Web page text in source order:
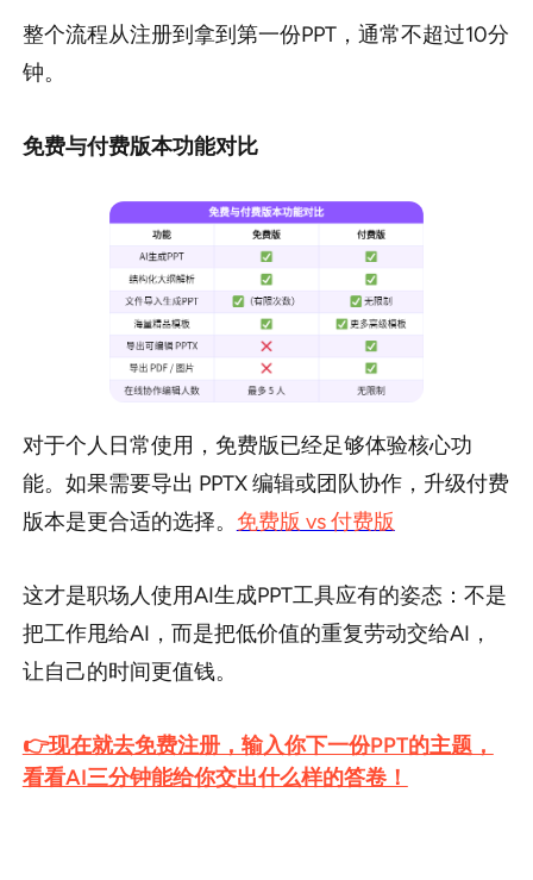
整个流程从注册到拿到第一份PPT，通常不超过10分
钟。
免费与付费版本功能对比
对于个人日常使用，免费版已经足够体验核心功
能。如果需要导出 PPTX 编辑或团队协作，升级付费
版本是更合适的选择。 免费版 vs 付费版
这才是职场人使用AI生成PPT工具应有的姿态：不是
把工作甩给AI，而是把低价值的重复劳动交给AI，
让自己的时间更值钱。
👉现在就去免费注册，输入你下一份PPT的主题，
看看AI三分钟能给你交出什么样的答卷！